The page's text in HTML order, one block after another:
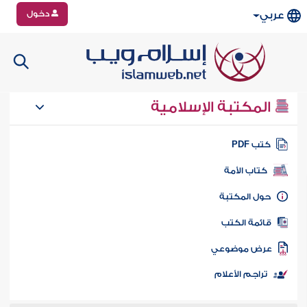
عربي دخول
المكتبة الإسلامية
كتب PDF
كتاب الأمة
المكتبة
الكتب
موضوعي